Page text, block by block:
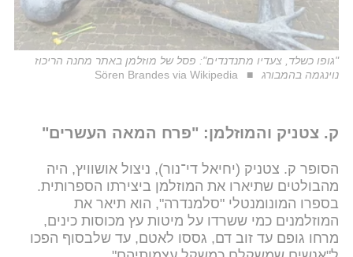
"גופו כשלד, צעדיו מתנדנדים": פסל של מוזלמן באתר מחנה הריכוז
נוינגמה בהמבורג
Sören Brandes via Wikipedia
ק. צטניק והמוזלמן: "פרח המאה העשרים"
הסופר ק. צטניק (יחיאל די־נור), ניצול אושוויץ, היה
מהבולטים שתיארו את המוזלמן ביצירתו הספרותית.
בספרו המונומנטלי "סלמנדרה", הוא תיאר את
המוזלמנים כמי ששרדו על מיטות עץ מכוסות כינים,
מרחו גופם עד זוב דם, גססו לאטם, עד שלבסוף הפכו